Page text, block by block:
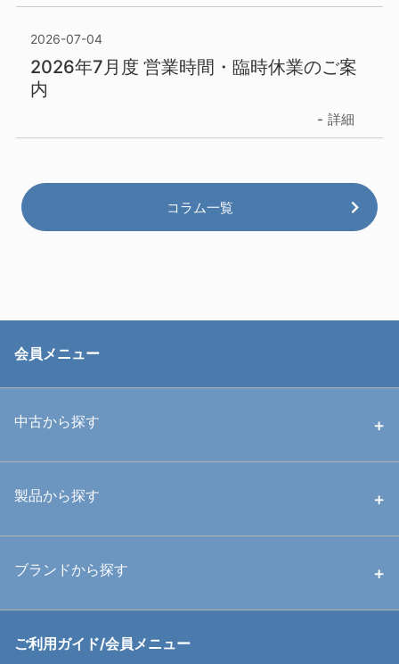
2026-07-04
2026年7月度 営業時間・臨時休業のご案
内
詳細
コラム一覧
会員メニュー
中古から探す
中古ハウジング
中古アームシステム
製品から探す
ハウジング
ブランドから探す
RGBlue
ご利用ガイド/会員メニュー